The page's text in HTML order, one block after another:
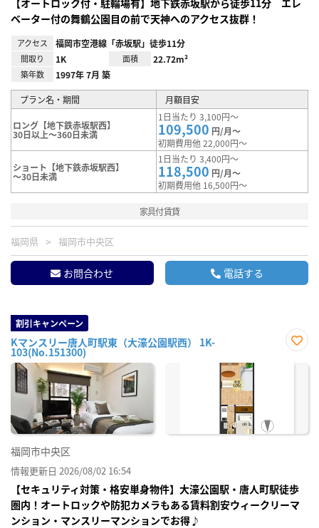
ベーター付の舞鶴公園目の前で天神へのアクセス抜群！
アクセス 福岡市空港線「赤坂駅」徒歩11分
間取り 1K 面積 22.72m²
築年数 1997年 7月 築
プラン名・期間 月額目安
ロング【地下鉄赤坂駅西】
30日以上～360日未満
1日当たり 3,100円～
109,500 円/月～
初期費用他 22,000円～
ショート【地下鉄赤坂駅西】
～30日未満
1日当たり 3,400円～
118,500 円/月～
初期費用他 16,500円～
家具付賃貸
福岡県 福岡市中央区
お問合わせ 電話する
割引キャンペーン
Kマンスリー唐人町駅東（大濠公園駅西） 1K-
103(No.151300)
に入
福岡市中央区
情報更新日 2026/08/02 16:54
【セキュリティ対策・格安単身物件】大濠公園駅・唐人町駅徒歩
圏内！オートロックや防犯カメラもある賃料割安ウィークリーマ
ンション・マンスリーマンションでお得♪